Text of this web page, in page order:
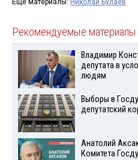
Ещё материалы: Николай Булаев
Рекомендуемые материалы
Владимир
депутата в
людям
Выборы в
депутатский
Анатолий
Комитета